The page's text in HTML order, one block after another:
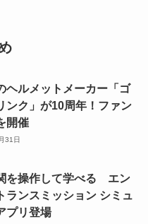
ヘルメットメーカー「ゴ
ンク」が10周年！ファン
開催
31日
を操作して学べる エン
ランスミッション シミュ
プリ登場